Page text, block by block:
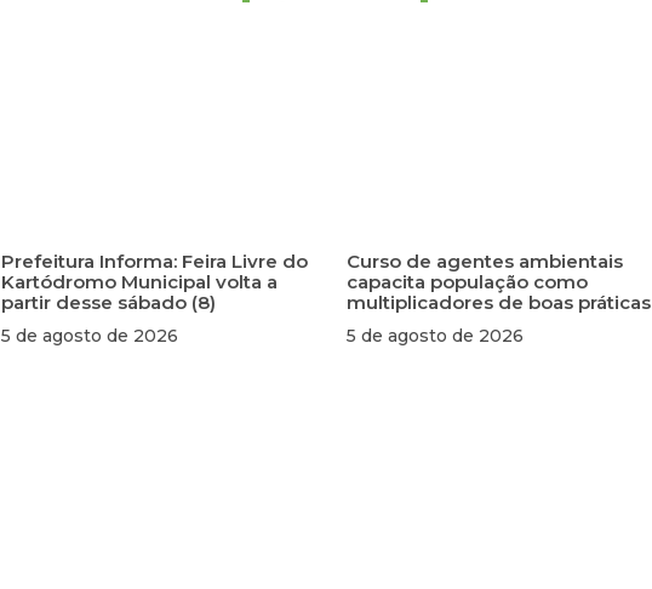
Prefeitura Informa: Feira Livre do
Kartódromo Municipal volta a
partir desse sábado (8)
5 de agosto de 2026
Curso de agentes ambientais
capacita população como
multiplicadores de boas práticas
5 de agosto de 2026